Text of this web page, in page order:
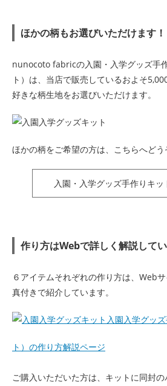
ほかの柄もお選びいただけます！
nunocoto fabricの入園・入学グッズ手
ト）は、当店で販売しているおよそ
好きな柄生地をお選びいただけます。
ほかの柄をご希望の方は、こちらへど
入園・入学グッズ手作りキッ
作り方はWebで詳しく解説して
６アイテムそれぞれの作り方は、Web
真付きで紹介しています。
入園入学グッ
ト）の作り方解説ページ
ご購入いただいた方は、キットに同封